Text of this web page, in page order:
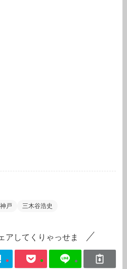
戸 三木谷浩史
アしてくりゃっせま